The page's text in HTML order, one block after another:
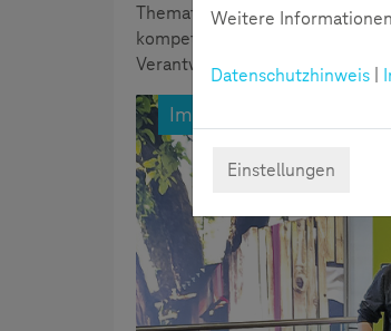
Thematischer Schwerpunkt
kompetente Nutzung des
Verantwortung im Netz
Impressionen vom SID
Weitere
Datenschutzhinweis
Einstellungen